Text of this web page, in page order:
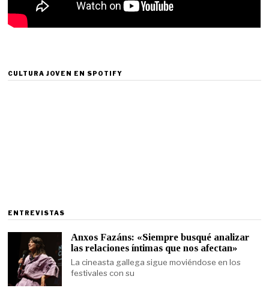
CULTURA JOVEN EN SPOTIFY
ENTREVISTAS
Anxos Fazáns: «Siempre busqué analizar
las relaciones íntimas que nos afectan»
La cineasta gallega sigue moviéndose en los
festivales con su